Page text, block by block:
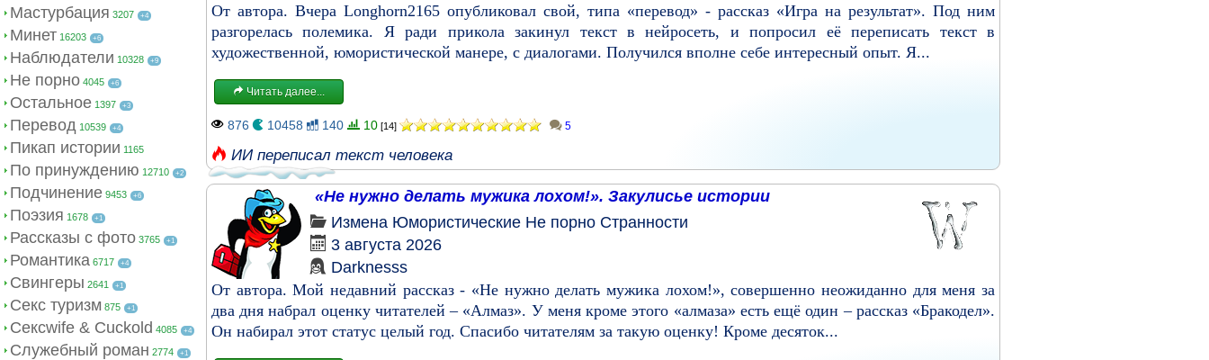
Мастурбация 3207 +4
Минет 16203 +6
Наблюдатели 10328 +9
Не порно 4045 +6
Остальное 1397 +3
Перевод 10539 +4
Пикап истории 1165
По принуждению 12710 +2
Подчинение 9453 +6
Поэзия 1678 +1
Рассказы с фото 3765 +1
Романтика 6717 +4
Свингеры 2641 +1
Секс туризм 875 +1
Сексwife & Cuckold 4085 +4
Служебный роман 2774 +1
От автора. Вчера Longhorn2165 опубликовал свой, типа «перевод» - рассказ «Игра на результат». Под ним
разгорелась полемика. Я ради прикола закинул текст в нейросеть, и попросил её переписать текст в
художественной, юмористической манере, с диалогами. Получился вполне себе интересный опыт. Я...
Читать далее...
876 10458 140 10 [14] 5
ИИ переписал текст человека
«Не нужно делать мужика лохом!». Закулисье истории
Измена Юмористические Не порно Странности
3 августа 2026
Darknesss
От автора. Мой недавний рассказ - «Не нужно делать мужика лохом!», совершенно неожиданно для меня за
два дня набрал оценку читателей – «Алмаз». У меня кроме этого «алмаза» есть ещё один – рассказ «Бракодел».
Он набирал этот статус целый год. Спасибо читателям за такую оценку! Кроме десяток...